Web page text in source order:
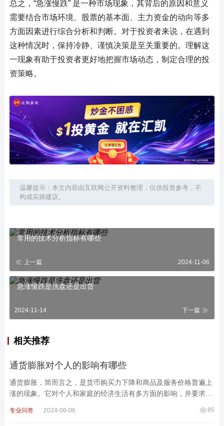
总之，“急涨慢跌” 是一种市场现象，其背后的原因和意义
需要结合市场环境、股票的基本面、主力资金的动向等多
方面因素进行综合分析和判断。对于投资者来说，在遇到
这种情况时，保持冷静、谨慎决策是至关重要的。理解这
一现象有助于投资者更好地把握市场动态，制定合理的投
资策略。
温馨提示：本文内容由互联网公开资料整理，仅供投资参考，不
构成实操建议。
常用的技术分析指标有哪些
上一篇 2024-11-06
急涨慢跌是洗盘还是出货
2024-11-14 下一篇
相关推荐
通货膨胀对个人的影响有哪些
通货膨胀，简而言之，是货币购买力下降和商品及服务价格普遍上
涨的现象。它对个人和家庭的经济生活有多方面的影响，并要求采
85
专业问答 2024-06-06